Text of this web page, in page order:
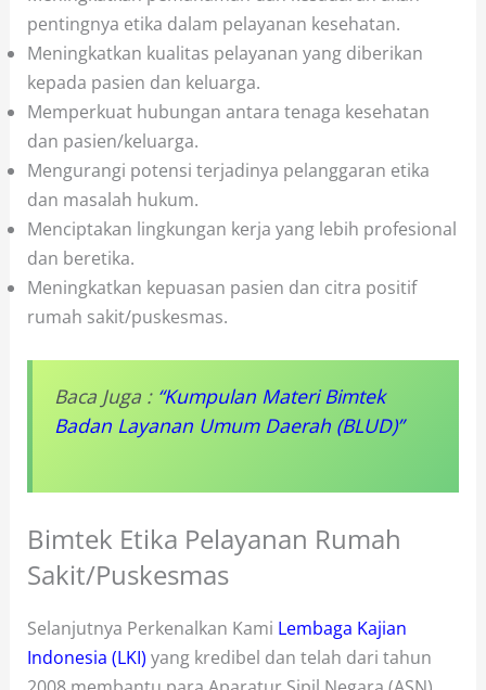
pentingnya etika dalam pelayanan kesehatan.
Meningkatkan kualitas pelayanan yang diberikan
kepada pasien dan keluarga.
Memperkuat hubungan antara tenaga kesehatan
dan pasien/keluarga.
Mengurangi potensi terjadinya pelanggaran etika
dan masalah hukum.
Menciptakan lingkungan kerja yang lebih profesional
dan beretika.
Meningkatkan kepuasan pasien dan citra positif
rumah sakit/puskesmas.
Baca Juga : “Kumpulan Materi Bimtek
Badan Layanan Umum Daerah (BLUD)”
Bimtek Etika Pelayanan Rumah
Sakit/Puskesmas
Selanjutnya Perkenalkan Kami Lembaga Kajian
Indonesia (LKI) yang kredibel dan telah dari tahun